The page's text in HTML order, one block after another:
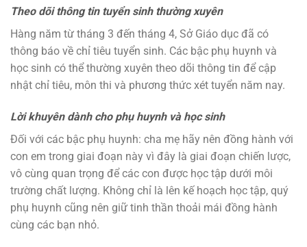
Theo dõi thông tin tuyển sinh thường xuyên
Hàng năm từ tháng 3 đến tháng 4, Sở Giáo dục đã có
thông báo về chỉ tiêu tuyển sinh. Các bậc phụ huynh và
học sinh có thể thường xuyên theo dõi thông tin để cập
nhật chỉ tiêu, môn thi và phương thức xét tuyển năm nay.
Lời khuyên dành cho phụ huynh và học sinh
Đối với các bậc phụ huynh: cha mẹ hãy nên đồng hành với
con em trong giai đoạn này vì đây là giai đoạn chiến lược,
vô cùng quan trọng để các con được học tập dưới môi
trường chất lượng. Không chỉ là lên kế hoạch học tập, quý
phụ huynh cũng nên giữ tinh thần thoải mái đồng hành
cùng các bạn nhỏ.